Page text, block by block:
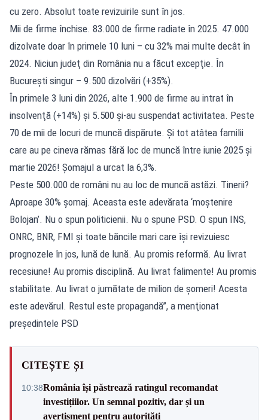
cu zero. Absolut toate revizuirile sunt în jos.
Mii de firme închise. 83.000 de firme radiate în 2025. 47.000
dizolvate doar în primele 10 luni – cu 32% mai multe decât în
2024. Niciun judeţ din România nu a făcut excepţie. În
Bucureşti singur – 9.500 dizolvări (+35%).
În primele 3 luni din 2026, alte 1.900 de firme au intrat în
insolvenţă (+14%) şi 5.500 şi-au suspendat activitatea. Peste
70 de mii de locuri de muncă dispărute. Şi tot atâtea familii
care au pe cineva rămas fără loc de muncă între iunie 2025 şi
martie 2026! Şomajul a urcat la 6,3%.
Peste 500.000 de români nu au loc de muncă astăzi. Tinerii?
Aproape 30% şomaj. Aceasta este adevărata ‘moştenire
Bolojan’. Nu o spun politicienii. Nu o spune PSD. O spun INS,
ONRC, BNR, FMI şi toate băncile mari care îşi revizuiesc
prognozele în jos, lună de lună. Au promis reformă. Au livrat
recesiune! Au promis disciplină. Au livrat falimente! Au promis
stabilitate. Au livrat o jumătate de milion de şomeri! Acesta
este adevărul. Restul este propagandă”, a menţionat
preşedintele PSD
CITEȘTE ȘI
10:38România își păstrează ratingul recomandat
investițiilor. Un semnal pozitiv, dar și un
avertisment pentru autorități